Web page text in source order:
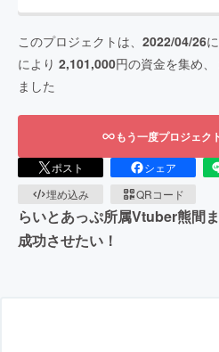
このプロジェクトは、 2022/04/26
により 2,101,000円の資金を集め、
ました
もう一度プロジェク
ポスト シェア
埋め込み
QRコード
らいとあっぷ所属Vtuber熊間
成功させたい！